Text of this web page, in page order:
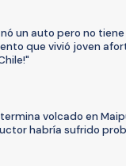
un auto pero no
que vivió joven
volcado en
habría sufrido